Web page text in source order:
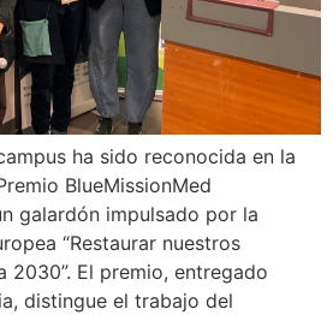
ha sido reconocida en la
BlueMissionMed
galardón impulsado por la
“Restaurar nuestros
2030”. El premio, entregado
distingue el trabajo del